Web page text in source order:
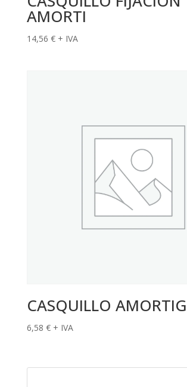
AMORTI
14,56 € + IVA
CASQUILLO
6,58 € + IVA